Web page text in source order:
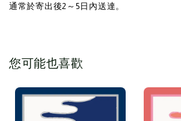
通常於寄出後2～5日內送達。
您可能也喜歡